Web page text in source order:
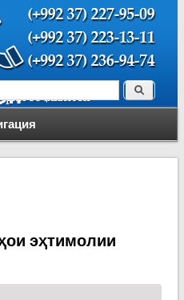
поиска Поиск
эҳтимолии